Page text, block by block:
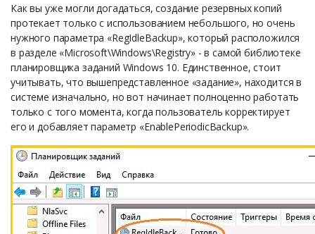
Как вы уже могли догадаться, создание резервных копий
протекает только с использованием небольшого, но очень
нужного параметра «RegIdleBackup», который расположился
в разделе «Microsoft\Windows\Registry» - в самой библиотеке
планировщика заданий Windows 10. Единственное, стоит
учитывать, что вышепредставленное «задание», находится в
системе изначально, но вот начинает полноценно работать
только с того момента, когда пользователь корректирует
его и добавляет параметр «EnablePeriodicBackup».